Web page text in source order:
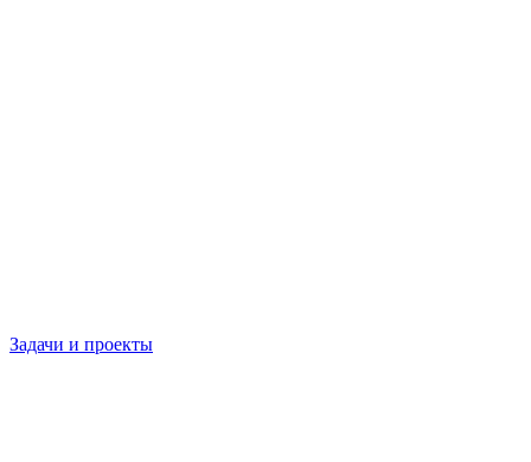
Задачи и проекты